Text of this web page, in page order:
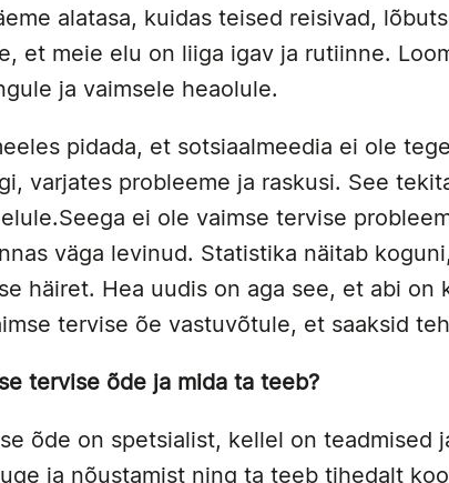
alatasa, kuidas teised reisivad,
et meie elu on liiga igav ja rutiinne.
ja vaimsele heaolule.
pidada, et sotsiaalmeedia ei ole
varjates probleeme ja raskusi. See
ei ole vaimse tervise
väga levinud. Statistika näitab
häiret. Hea uudis on aga see, et abi on
tervise õe vastuvõtule, et saaksid
tervise õde ja mida ta teeb?
õde on spetsialist, kellel on teadmised
ja nõustamist ning ta teeb tihedalt